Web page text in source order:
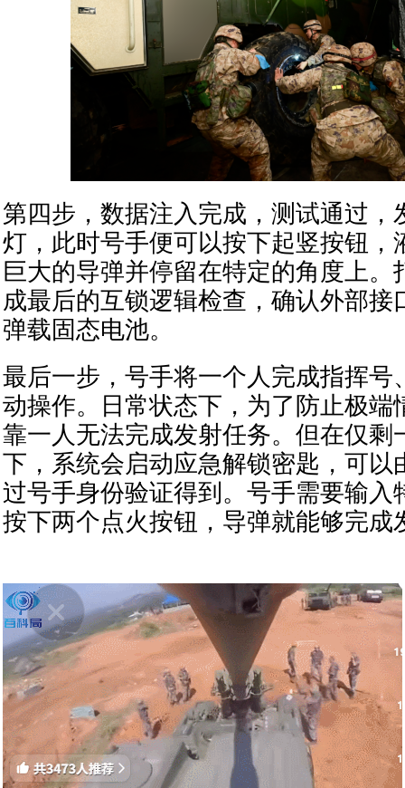
第四步，数据注入完成，测试通过，
灯，此时号手便可以按下起竖按钮，
巨大的导弹并停留在特定的角度上。
成最后的互锁逻辑检查，确认外部接
弹载固态电池。
最后一步，号手将一个人完成指挥号
动操作。日常状态下，为了防止极端
靠一人无法完成发射任务。但在仅剩
下，系统会启动应急解锁密匙，可以
过号手身份验证得到。号手需要输入
按下两个点火按钮，导弹就能够完成